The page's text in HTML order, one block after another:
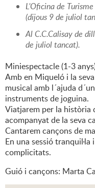
L’Oficina de
(dijous 9 de juliol
Al C.C.Calisay de
de juliol tancat).
Miniespectacle (1-3
Amb en Miqueló i la
musical amb l´ajuda
instruments de joguina.
Viatjarem per la història
acompanyat de la seva
Cantarem cançons de
En una sessió
complicitats.
Guió i cançons: Marta